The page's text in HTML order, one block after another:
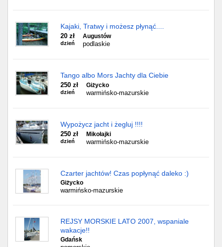
Kajaki, Tratwy i możesz płynąć....
20 zł
dzień
Augustów
podlaskie
Tango albo Mors Jachty dla Ciebie
250 zł
dzień
Giżycko
warmińsko-mazurskie
Wypożycz jacht i żegluj !!!!
250 zł
dzień
Mikołajki
warmińsko-mazurskie
Czarter jachtów! Czas popłynąć daleko :)
Giżycko
warmińsko-mazurskie
REJSY MORSKIE LATO 2007, wspaniale
wakacje!!
Gdańsk